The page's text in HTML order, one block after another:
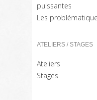
puissantes
Les
ATELIERS / STAGES
Ateliers
Stages